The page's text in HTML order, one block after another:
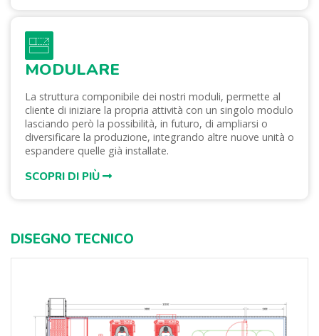
MODULARE
La struttura componibile dei nostri moduli, permette al
cliente di iniziare la propria attività con un singolo modulo
lasciando però la possibilità, in futuro, di ampliarsi o
diversificare la produzione, integrando altre nuove unità o
espandere quelle già installate.
SCOPRI DI PIÙ
DISEGNO TECNICO